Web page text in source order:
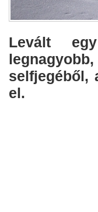
Levált
selfjegéből,
el.